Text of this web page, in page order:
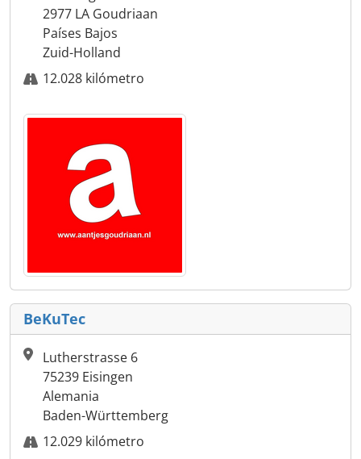
2977 LA Goudriaan
Países Bajos
Zuid-Holland
12.028 kilómetro
BeKuTec
Lutherstrasse 6
75239 Eisingen
Alemania
Baden-Württemberg
12.029 kilómetro